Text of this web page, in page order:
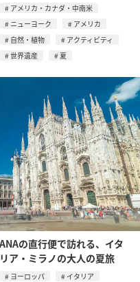
アメリカ・カナダ・中南米
ニューヨーク
アメリカ
自然・植物
アクティビティ
世界遺産
夏
ANAの直行便で訪れる、イタ
リア・ミラノの大人の夏旅
ヨーロッパ
イタリア